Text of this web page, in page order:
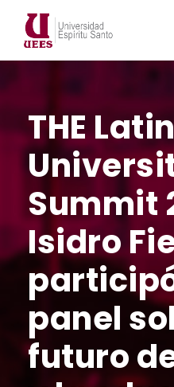
THE
Summit
Isidro
panel
futuro